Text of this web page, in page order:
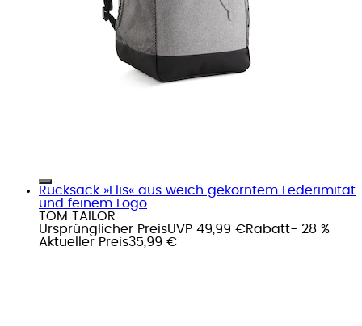
Rucksack »Elis« aus weich gekörntem Lederimitat
und feinem Logo
TOM TAILOR
Ursprünglicher PreisUVP 49,99 €Rabatt- 28 %
Aktueller Preis35,99 €